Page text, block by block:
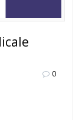
0